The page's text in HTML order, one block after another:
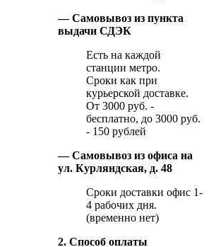
— Самовывоз из пункта
выдачи СДЭК
Есть на каждой
станции метро.
Сроки как при
курьерской доставке.
От 3000 руб. -
бесплатно, до 3000 руб.
- 150 рублей
— Самовывоз из офиса на
ул. Курляндская, д. 48
Сроки доставки офис 1-
4 рабочих дня.
(временно нет)
2. Способ оплаты